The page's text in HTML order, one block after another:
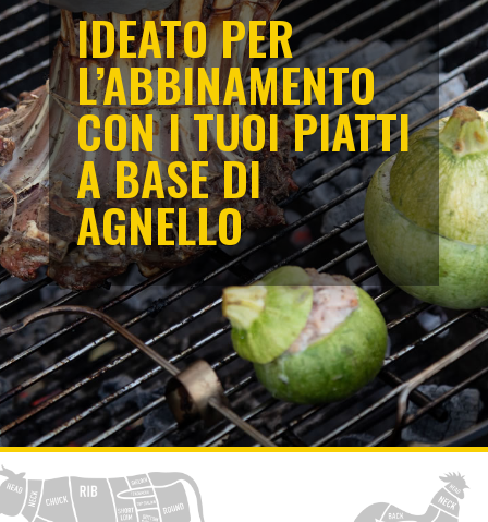
IDEATO PER
L’ABBINAMENTO
CON I TUOI PIATTI
A BASE DI
AGNELLO